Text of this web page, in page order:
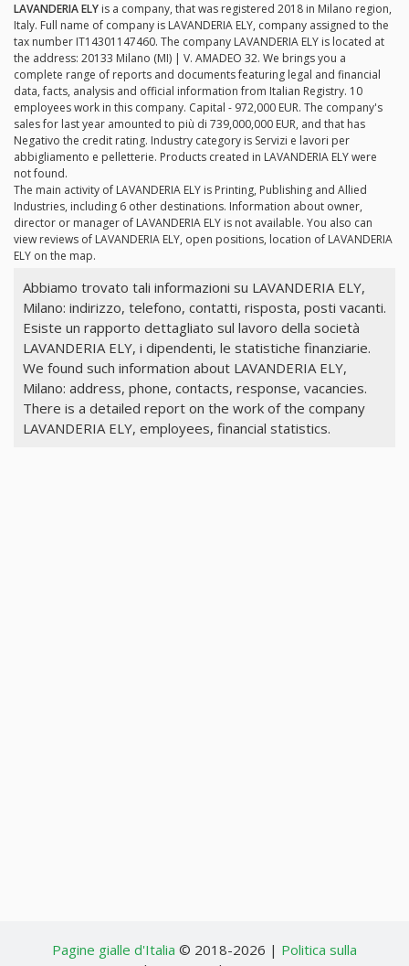
LAVANDERIA ELY is a company, that was registered 2018 in Milano region,
Italy. Full name of company is LAVANDERIA ELY, company assigned to the
tax number IT14301147460. The company LAVANDERIA ELY is located at
the address: 20133 Milano (MI) | V. AMADEO 32. We brings you a
complete range of reports and documents featuring legal and financial
data, facts, analysis and official information from Italian Registry. 10
employees work in this company. Capital - 972,000 EUR. The company's
sales for last year amounted to più di 739,000,000 EUR, and that has
Negativo the credit rating. Industry category is Servizi e lavori per
abbigliamento e pelletterie. Products created in LAVANDERIA ELY were
not found.
The main activity of LAVANDERIA ELY is Printing, Publishing and Allied
Industries, including 6 other destinations. Information about owner,
director or manager of LAVANDERIA ELY is not available. You also can
view reviews of LAVANDERIA ELY, open positions, location of LAVANDERIA
ELY on the map.
Abbiamo trovato tali informazioni su LAVANDERIA ELY,
Milano: indirizzo, telefono, contatti, risposta, posti vacanti.
Esiste un rapporto dettagliato sul lavoro della società
LAVANDERIA ELY, i dipendenti, le statistiche finanziarie.
We found such information about LAVANDERIA ELY,
Milano: address, phone, contacts, response, vacancies.
There is a detailed report on the work of the company
LAVANDERIA ELY, employees, financial statistics.
Pagine gialle d'Italia © 2018-2026 | Politica sulla